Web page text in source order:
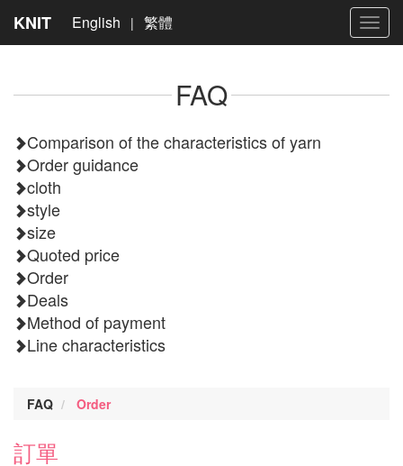
KNIT English | 繁體
FAQ
Comparison of the characteristics of yarn
Order guidance
cloth
style
size
Quoted price
Order
Deals
Method of payment
Line characteristics
FAQ Order
訂單